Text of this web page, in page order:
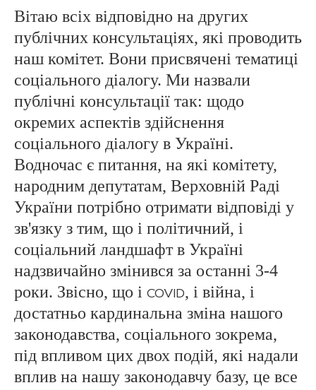
Вітаю всіх відповідно на других
публічних консультаціях, які проводить
наш комітет. Вони присвячені тематиці
соціального діалогу. Ми назвали
публічні консультації так: щодо
окремих аспектів здійснення
соціального діалогу в Україні.
Водночас є питання, на які комітету,
народним депутатам, Верховній Раді
України потрібно отримати відповіді у
зв'язку з тим, що і політичний, і
соціальний ландшафт в Україні
надзвичайно змінився за останні 3-4
роки. Звісно, що і COVID, і війна, і
достатньо кардинальна зміна нашого
законодавства, соціального зокрема,
під впливом цих двох подій, які надали
вплив на нашу законодавчу базу, це все